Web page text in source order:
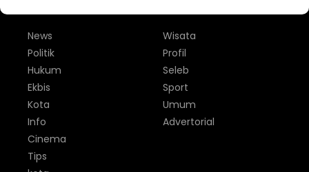
News
Politik
Hukum
Ekbis
Kota
Info
Wisata
Profil
Seleb
Sport
Umum
Advertorial
Cinema
Tips